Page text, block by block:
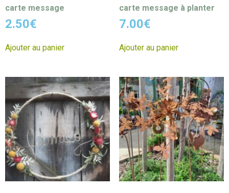
carte message
2.50€
Ajouter au panier
carte message à planter
7.00€
Ajouter au panier